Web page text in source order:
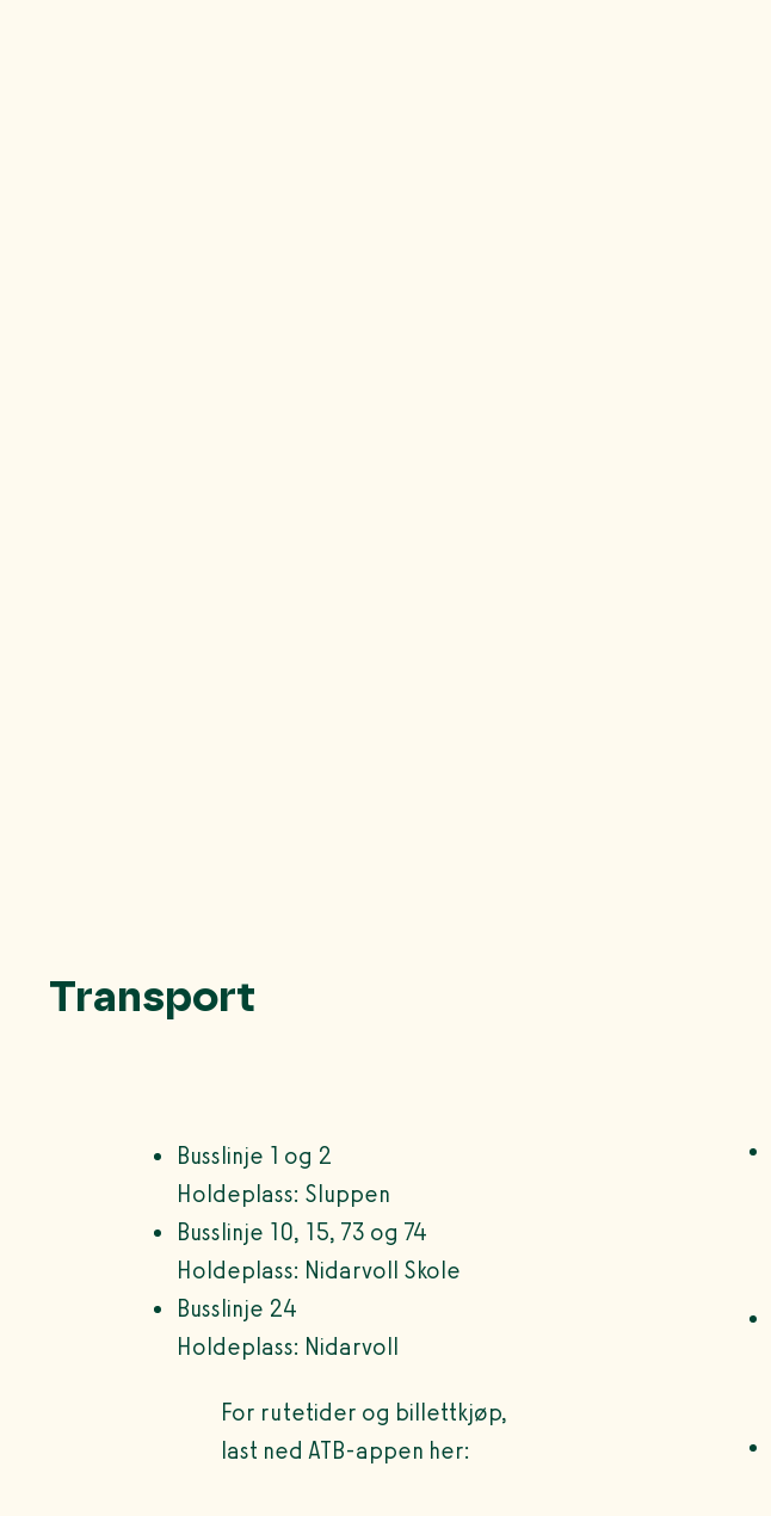
Transport
Busslinje 1 og 2
Holdeplass: Sluppen
Busslinje 10, 15, 73 og 74
Holdeplass: Nidarvoll Skole
Busslinje 24
Holdeplass: Nidarvoll
For rutetider og billettkjøp,
last ned ATB-appen her: